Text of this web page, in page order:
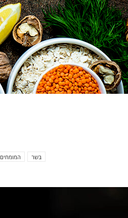
בשר המומחים